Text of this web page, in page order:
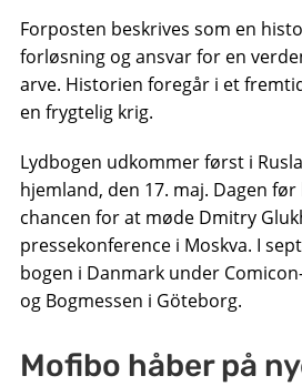
Forposten beskrives som en
forløsning og ansvar for en
arve. Historien foregår i et
en frygtelig krig.
Lydbogen udkommer først i
hjemland, den 17. maj. Dagen
chancen for at møde Dmitry
pressekonference i Moskva. I
bogen i Danmark under
og Bogmessen i Göteborg.
Mofibo håber på